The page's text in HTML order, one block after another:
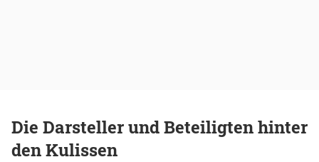
Die Darsteller und Beteiligten hinter
den Kulissen